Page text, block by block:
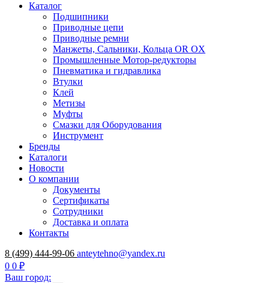
Каталог
Подшипники
Приводные цепи
Приводные ремни
Манжеты, Сальники, Кольца OR OX
Промышленные Мотор-редукторы
Пневматика и гидравлика
Втулки
Клей
Метизы
Муфты
Смазки для Оборудования
Инструмент
Бренды
Каталоги
Новости
О компании
Документы
Сертификаты
Сотрудники
Доставка и оплата
Контакты
8 (499) 444-99-06 anteytehno@yandex.ru
0 0 ₽
Ваш город: